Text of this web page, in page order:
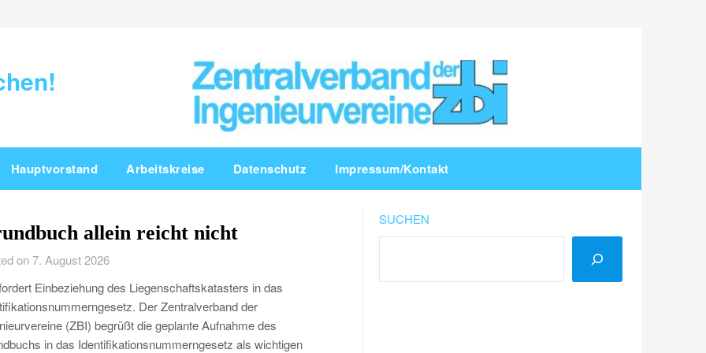
Hauptvorstand Arbeitskreise Datenschutz Impressum/Kontakt
allein reicht nicht
on 7. August 2026
Einbeziehung des Liegenschaftskatasters in das
Der Zentralverband der
(ZBI) begrüßt die geplante Aufnahme des
in das Identifikationsnummerngesetz als wichtigen
SUCHEN